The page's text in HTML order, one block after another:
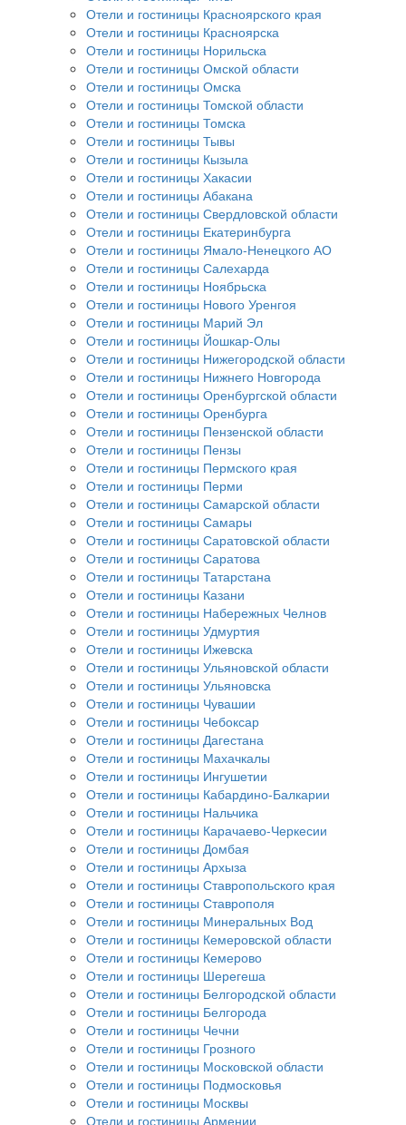
Отели и гостиницы Красноярского края
Отели и гостиницы Красноярска
Отели и гостиницы Норильска
Отели и гостиницы Омской области
Отели и гостиницы Омска
Отели и гостиницы Томской области
Отели и гостиницы Томска
Отели и гостиницы Тывы
Отели и гостиницы Кызыла
Отели и гостиницы Хакасии
Отели и гостиницы Абакана
Отели и гостиницы Свердловской области
Отели и гостиницы Екатеринбурга
Отели и гостиницы Ямало-Ненецкого АО
Отели и гостиницы Салехарда
Отели и гостиницы Ноябрьска
Отели и гостиницы Нового Уренгоя
Отели и гостиницы Марий Эл
Отели и гостиницы Йошкар-Олы
Отели и гостиницы Нижегородской области
Отели и гостиницы Нижнего Новгорода
Отели и гостиницы Оренбургской области
Отели и гостиницы Оренбурга
Отели и гостиницы Пензенской области
Отели и гостиницы Пензы
Отели и гостиницы Пермского края
Отели и гостиницы Перми
Отели и гостиницы Самарской области
Отели и гостиницы Самары
Отели и гостиницы Саратовской области
Отели и гостиницы Саратова
Отели и гостиницы Татарстана
Отели и гостиницы Казани
Отели и гостиницы Набережных Челнов
Отели и гостиницы Удмуртия
Отели и гостиницы Ижевска
Отели и гостиницы Ульяновской области
Отели и гостиницы Ульяновска
Отели и гостиницы Чувашии
Отели и гостиницы Чебоксар
Отели и гостиницы Дагестана
Отели и гостиницы Махачкалы
Отели и гостиницы Ингушетии
Отели и гостиницы Кабардино-Балкарии
Отели и гостиницы Нальчика
Отели и гостиницы Карачаево-Черкесии
Отели и гостиницы Домбая
Отели и гостиницы Архыза
Отели и гостиницы Ставропольского края
Отели и гостиницы Ставрополя
Отели и гостиницы Минеральных Вод
Отели и гостиницы Кемеровской области
Отели и гостиницы Кемерово
Отели и гостиницы Шерегеша
Отели и гостиницы Белгородской области
Отели и гостиницы Белгорода
Отели и гостиницы Чечни
Отели и гостиницы Грозного
Отели и гостиницы Московской области
Отели и гостиницы Подмосковья
Отели и гостиницы Москвы
Отели и гостиницы Армении